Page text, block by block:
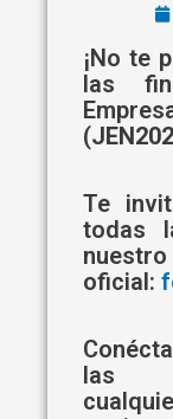
¡No te
las
(
Te
todas
oficial:
las